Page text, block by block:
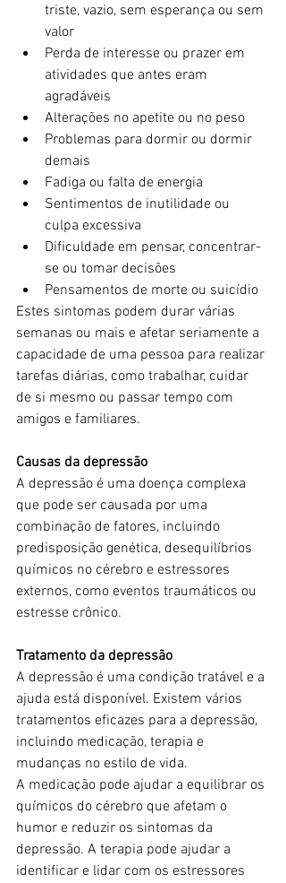
triste, vazio, sem esperança ou sem
valor
Perda de interesse ou prazer em
atividades que antes eram
agradáveis
Alterações no apetite ou no peso
Problemas para dormir ou dormir
demais
Fadiga ou falta de energia
Sentimentos de inutilidade ou
culpa excessiva
Dificuldade em pensar, concentrar-
se ou tomar decisões
Pensamentos de morte ou suicídio
Estes sintomas podem durar várias
semanas ou mais e afetar seriamente a
capacidade de uma pessoa para realizar
tarefas diárias, como trabalhar, cuidar
de si mesmo ou passar tempo com
amigos e familiares.
Causas da depressão
A depressão é uma doença complexa
que pode ser causada por uma
combinação de fatores, incluindo
predisposição genética, desequilíbrios
químicos no cérebro e estressores
externos, como eventos traumáticos ou
estresse crônico.
Tratamento da depressão
A depressão é uma condição tratável e a
ajuda está disponível. Existem vários
tratamentos eficazes para a depressão,
incluindo medicação, terapia e
mudanças no estilo de vida.
A medicação pode ajudar a equilibrar os
químicos do cérebro que afetam o
humor e reduzir os sintomas da
depressão. A terapia pode ajudar a
identificar e lidar com os estressores